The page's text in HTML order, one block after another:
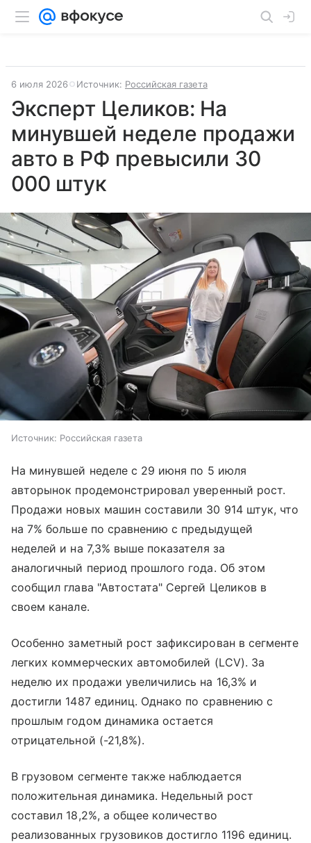
6 июля 2026 Источник: Российская газета
Эксперт Целиков: На
минувшей неделе продажи
авто в РФ превысили 30
000 штук
Источник: Российская газета
На минувшей неделе с 29 июня по 5 июля
авторынок продемонстрировал уверенный рост.
Продажи новых машин составили 30 914 штук, что
на 7% больше по сравнению с предыдущей
неделей и на 7,3% выше показателя за
аналогичный период прошлого года. Об этом
сообщил глава "Автостата" Сергей Целиков в
своем канале.
Особенно заметный рост зафиксирован в сегменте
легких коммерческих автомобилей (LCV). За
неделю их продажи увеличились на 16,3% и
достигли 1487 единиц. Однако по сравнению с
прошлым годом динамика остается
отрицательной (-21,8%).
В грузовом сегменте также наблюдается
положительная динамика. Недельный рост
составил 18,2%, а общее количество
реализованных грузовиков достигло 1196 единиц.